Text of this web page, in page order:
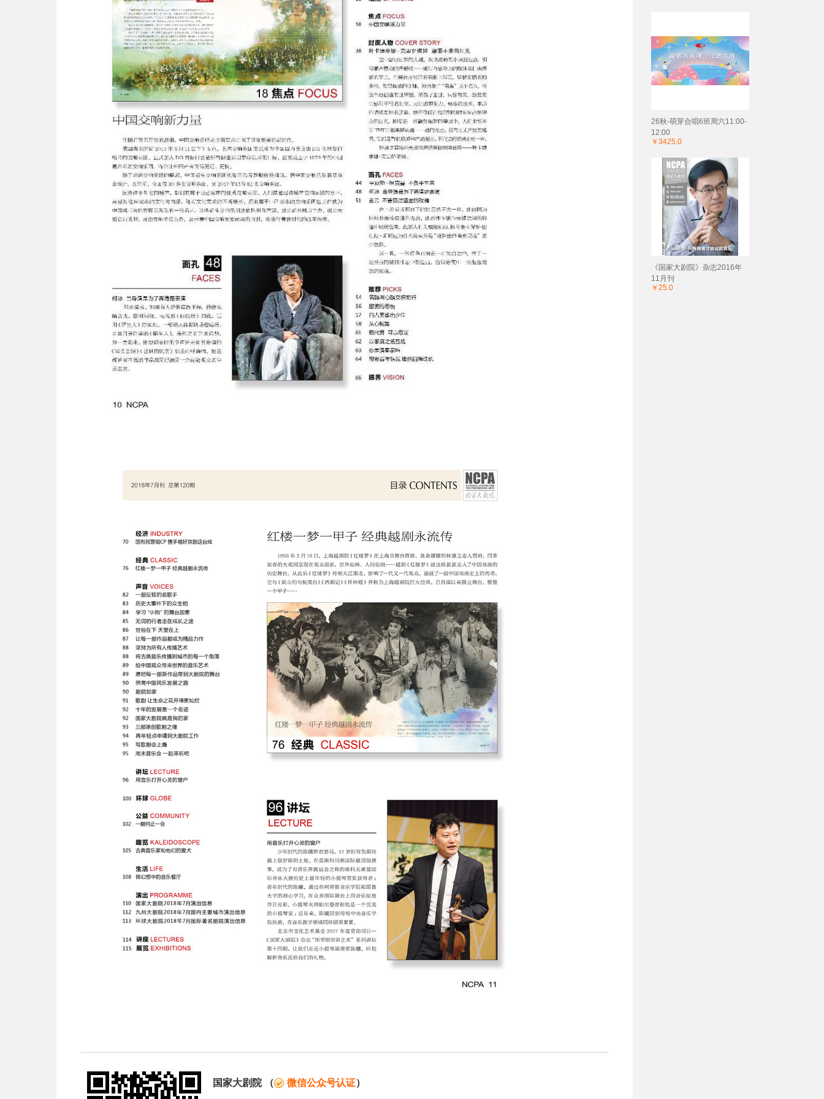
国家大剧院 （ 微信公众号认证）
26秋-萌芽合唱6班周六11:00-
12:00
￥3425.0
《国家大剧院》杂志2016年
11月刊
￥25.0